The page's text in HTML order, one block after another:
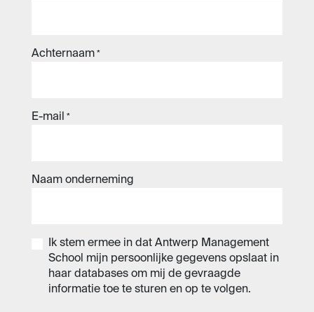
Achternaam *
E-mail *
Naam onderneming
Ik stem ermee in dat Antwerp Management
School mijn persoonlijke gegevens opslaat in
haar databases om mij de gevraagde
informatie toe te sturen en op te volgen.